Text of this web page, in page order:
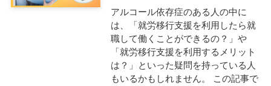
アルコール依存症のある人の中に
は、「就労移行支援を利用したら就
職して働くことができるの？」や
「就労移行支援を利用するメリット
は？」といった疑問を持っている人
もいるかもしれません。 この記事で